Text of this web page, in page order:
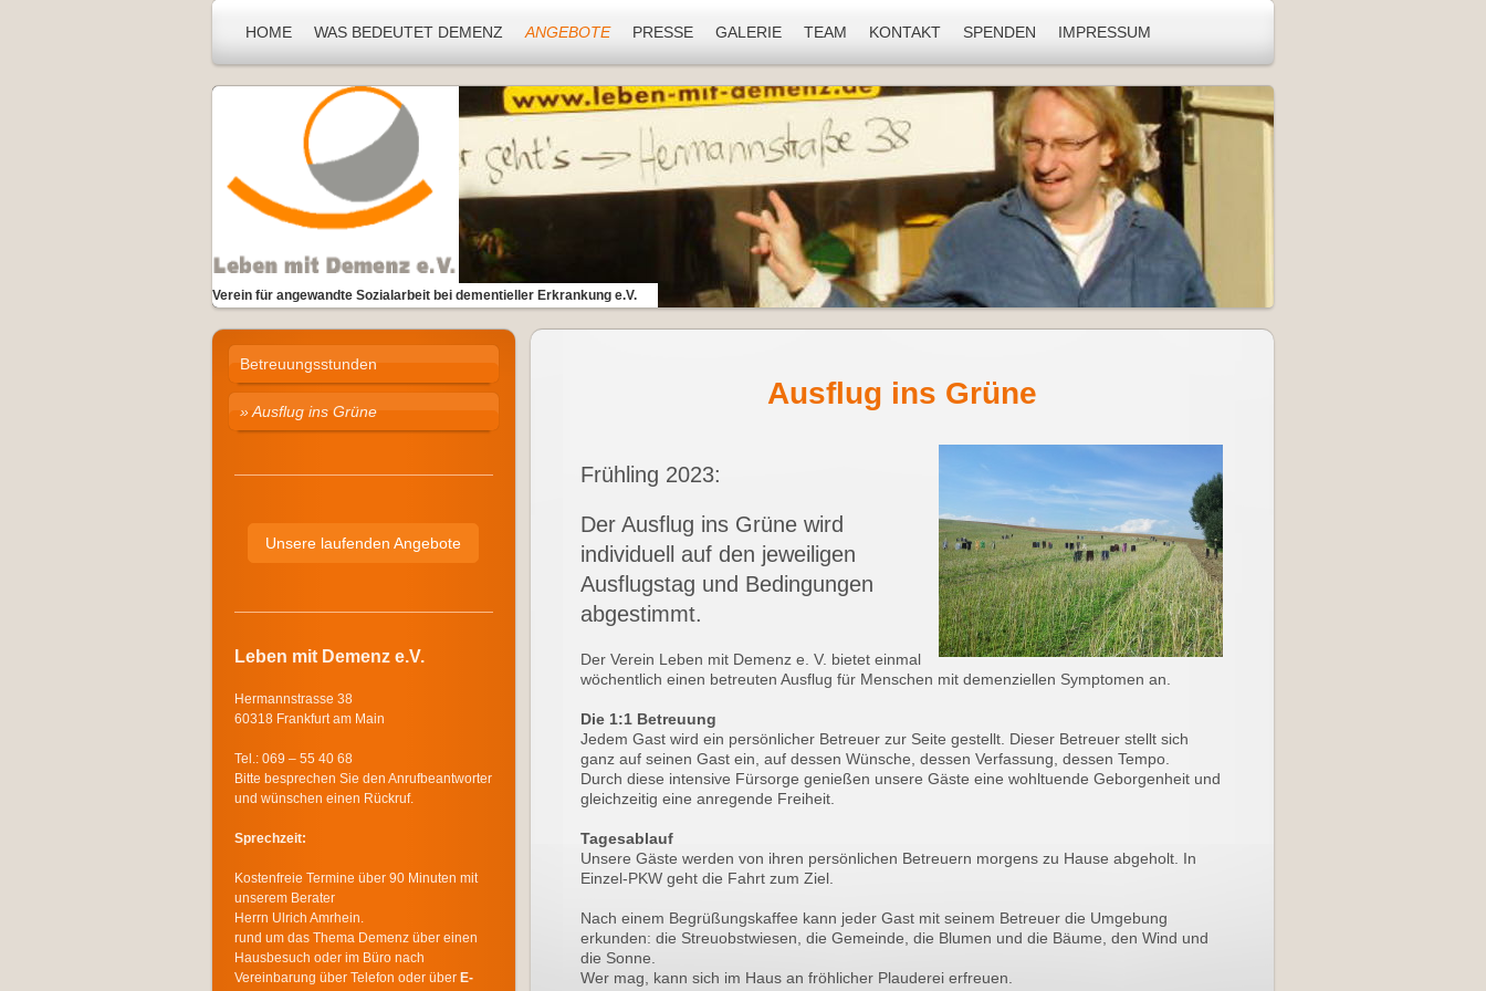
HOME WAS BEDEUTET DEMENZ ANGEBOTE PRESSE GALERIE TEAM KONTAKT SPENDEN IMPRESSUM
Verein für angewandte Sozialarbeit bei dementieller Erkrankung e.V.
Ausflug ins Grüne
Frühling 2023:
Der Ausflug ins Grüne wird
individuell auf den jeweiligen
Ausflugstag und Bedingungen
abgestimmt.
Der Verein Leben mit Demenz e. V. bietet einmal
wöchentlich einen betreuten Ausflug für Menschen mit demenziellen Symptomen an.
Die 1:1 Betreuung
Jedem Gast wird ein persönlicher Betreuer zur Seite gestellt. Dieser Betreuer stellt sich
ganz auf seinen Gast ein, auf dessen Wünsche, dessen Verfassung, dessen Tempo.
Durch diese intensive Fürsorge genießen unsere Gäste eine wohltuende Geborgenheit und
gleichzeitig eine anregende Freiheit.
Tagesablauf
Unsere Gäste werden von ihren persönlichen Betreuern morgens zu Hause abgeholt. In
Einzel-PKW geht die Fahrt zum Ziel.
Nach einem Begrüßungskaffee kann jeder Gast mit seinem Betreuer die Umgebung
erkunden: die Streuobstwiesen, die Gemeinde, die Blumen und die Bäume, den Wind und
die Sonne.
Wer mag, kann sich im Haus an fröhlicher Plauderei erfreuen.
Betreuungsstunden
Ausflug ins Grüne
Unsere laufenden Angebote
Leben mit Demenz e.V.
Hermannstrasse 38
60318 Frankfurt am Main
Tel.: 069 – 55 40 68
Bitte besprechen Sie den Anrufbeantworter
und wünschen einen Rückruf.
Sprechzeit:
Kostenfreie Termine über 90 Minuten mit
unserem Berater
Herrn Ulrich Amrhein.
rund um das Thema Demenz über einen
Hausbesuch oder im Büro nach
Vereinbarung über Telefon oder über E-